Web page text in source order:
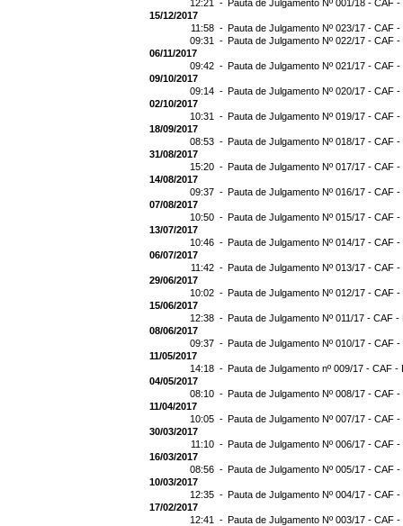
12:21 - Pauta de Julgamento Nº 001/18 - CAF
15/12/2017
11:58 - Pauta de Julgamento Nº 023/17 - CAF
09:31 - Pauta de Julgamento Nº 022/17 - CAF
06/11/2017
09:42 - Pauta de Julgamento Nº 021/17 - CAF -
09/10/2017
09:14 - Pauta de Julgamento Nº 020/17 - CAF -
02/10/2017
10:31 - Pauta de Julgamento Nº 019/17 - CAF
18/09/2017
08:53 - Pauta de Julgamento Nº 018/17 - CAF
31/08/2017
15:20 - Pauta de Julgamento Nº 017/17 - CAF
14/08/2017
09:37 - Pauta de Julgamento Nº 016/17 - CAF
07/08/2017
10:50 - Pauta de Julgamento Nº 015/17 - CAF
13/07/2017
10:46 - Pauta de Julgamento Nº 014/17 - CAF
06/07/2017
11:42 - Pauta de Julgamento Nº 013/17 - CAF -
29/06/2017
10:02 - Pauta de Julgamento Nº 012/17 - CAF
15/06/2017
12:38 - Pauta de Julgamento Nº 011/17 - CAF -
08/06/2017
09:37 - Pauta de Julgamento Nº 010/17 - CAF
11/05/2017
14:18 - Pauta de Julgamento nº 009/17 - CAF -
04/05/2017
08:10 - Pauta de Julgamento Nº 008/17 - CAF
11/04/2017
10:05 - Pauta de Julgamento Nº 007/17 - CAF
30/03/2017
11:10 - Pauta de Julgamento Nº 006/17 - CAF
16/03/2017
08:56 - Pauta de Julgamento Nº 005/17 - CAF
10/03/2017
12:35 - Pauta de Julgamento Nº 004/17 - CAF
17/02/2017
12:41 - Pauta de Julgamento Nº 003/17 - CAF